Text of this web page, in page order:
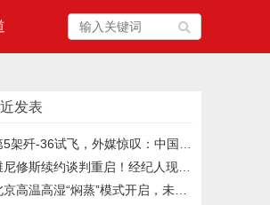
发表
歼-36试飞，外媒惊叹：中国六代机2030年服役稳了？
修斯续约谈判重启！经纪人现身巴尔德贝巴斯引发关注
高温高湿“焖蒸”模式开启，未来三天注意防暑